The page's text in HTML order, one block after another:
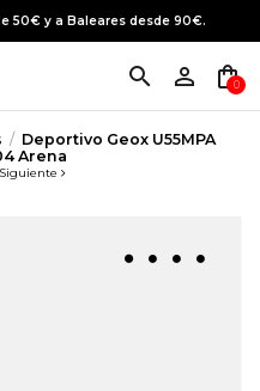
50€ y a Baleares desde 90€.
search person_outline shopping_bag
0
Deportivo Geox U55MPA
Arena
Siguiente